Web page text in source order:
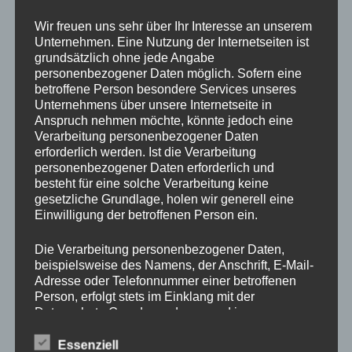
In diesem zweitägigen Kurs zeig ich Euch die Basics des
drechseln in Längs und Querholz.
Ihr werdet den richtigen Umgang mit der Drehbank und mit
den verschiedenen Spannvorrichtungen lernen. Auch das
Verwenden der Drechseleisen und deren Schärfen werden
wir uns ansehen.
Da in diesem Kurs nur Platz für 2 Schüler ist, bitte schnell
per E-Mailoffice@drechslerei-spitzbart.atanmelden.
Die Kurskosten belaufen sich auf nur€ 350. – inkl. Ust.
Kurszeiten sind an beiden Tagen von 8 Uhr bis 18 Uhr.
Im Kurspreis enthalten ist Holz (soviel wir brauchen),
Wir freuen uns sehr über Ihr Interesse an unserem
Unternehmen. Eine Nutzung der Internetseiten ist
grundsätzlich ohne jede Angabe
personenbezogener Daten möglich. Sofern eine
betroffene Person besondere Services unseres
Unternehmens über unsere Internetseite in
Anspruch nehmen möchte, könnte jedoch eine
Verarbeitung personenbezogener Daten
erforderlich werden. Ist die Verarbeitung
personenbezogener Daten erforderlich und
besteht für eine solche Verarbeitung keine
gesetzliche Grundlage, holen wir generell eine
Einwilligung der betroffenen Person ein.
Die Verarbeitung personenbezogener Daten,
beispielsweise des Namens, der Anschrift, E-Mail-
Adresse oder Telefonnummer einer betroffenen
Person, erfolgt stets im Einklang mit der
Datenschutz-Grundverordnung und in
landesspezifischen Datenschutzbestimmungen.
Essenziell